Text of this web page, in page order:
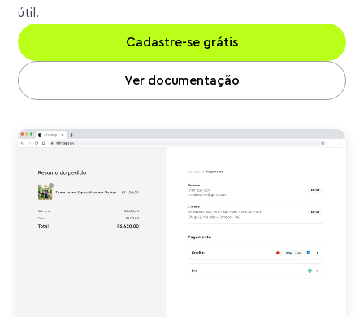
útil.
Cadastre-se grátis
Ver documentação